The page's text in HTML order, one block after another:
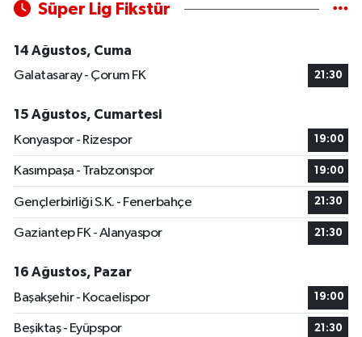
Süper Lig Fikstür
14 Ağustos, Cuma
Galatasaray - Çorum FK
21:30
15 Ağustos, Cumartesi
Konyaspor - Rizespor
19:00
Kasımpaşa - Trabzonspor 19:00
Gençlerbirliği S.K. - Fenerbahçe 21:30
Gaziantep FK - Alanyaspor 21:30
16 Ağustos, Pazar
Başakşehir - Kocaelispor
19:00
Beşiktaş - Eyüpspor 21:30